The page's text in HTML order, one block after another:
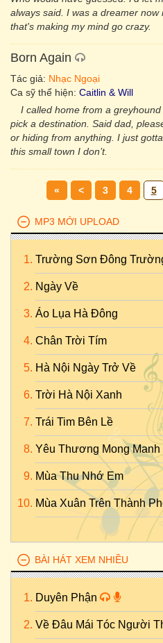
always said. I was a dreamer
that's making my mind go crazy.
Born Again
Tác giả: Nhạc Ngoại
Ca sỹ thể hiện: Caitlin & Will
I called home from a
pick a destination. Said dad,
or hiding from anything. I just
this small town I don’t.
« < 3 4 5
MP3 MỚI UPLOAD
Trường Sơn Đông
Ngày Về
Áo Lụa Hà Đông
Chân Trời Tím
Hà Nội Ngày Trở Về
Trời Hà Nội Xanh
Trái Tim Bên Lề
Yêu Thương Mong Manh
Mùa Thu Nhớ Em
Mùa Xuân Trên Thành
BÀI HÁT XEM NHIỀU
Duyên Phận
Về Đâu Mái Tóc Người